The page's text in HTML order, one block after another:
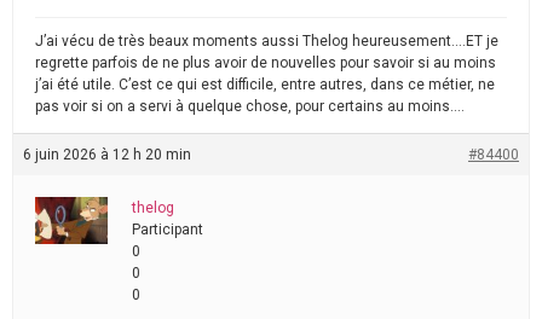
J’ai vécu de très beaux moments aussi Thelog heureusement….ET je
regrette parfois de ne plus avoir de nouvelles pour savoir si au moins
j’ai été utile. C’est ce qui est difficile, entre autres, dans ce métier, ne
pas voir si on a servi à quelque chose, pour certains au moins….
6 juin 2026 à 12 h 20 min #84400
thelog
Participant
0
0
0